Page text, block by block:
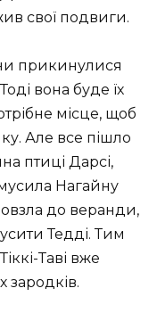
свої подвиги.
прикинулися
вона буде їх
місце, щоб
Але все пішло
птиці Дарсі,
Нагайну
до веранди,
Тедді. Тим
Таві вже
зародків.